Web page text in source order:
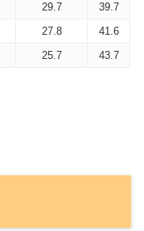
29.7
39.7
27.8
41.6
25.7 43.7